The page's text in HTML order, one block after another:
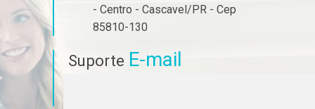
- Centro - Cascavel/PR - Cep
85810-130
Suporte E-mail